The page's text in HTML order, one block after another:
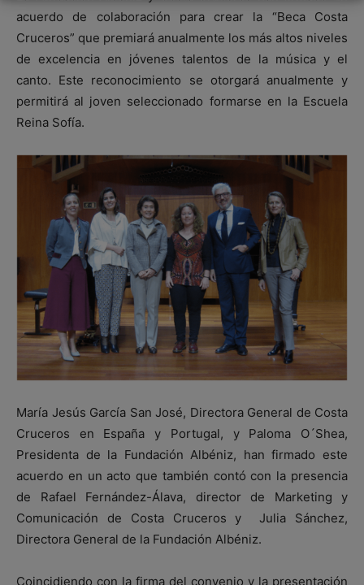
acuerdo de colaboración para crear la “Beca Costa
Cruceros” que premiará anualmente los más altos niveles
de excelencia en jóvenes talentos de la música y el
canto. Este reconocimiento se otorgará anualmente y
permitirá al joven seleccionado formarse en la Escuela
Reina Sofía.
María Jesús García San José, Directora General de Costa
Cruceros en España y Portugal, y Paloma O´Shea,
Presidenta de la Fundación Albéniz, han firmado este
acuerdo en un acto que también contó con la presencia
de Rafael Fernández-Álava, director de Marketing y
Comunicación de Costa Cruceros y Julia Sánchez,
Directora General de la Fundación Albéniz.
Coincidiendo con la firma del convenio y la presentación